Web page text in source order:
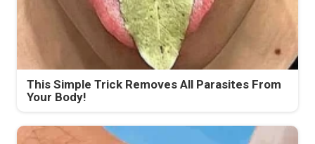
This Simple Trick Removes All Parasites From
Your Body!